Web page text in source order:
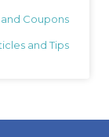
Coupons
and Tips